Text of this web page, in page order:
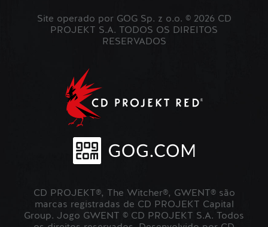
Site operado por GOG Sp. z o.o. © 2026 CD
PROJEKT S.A. TODOS OS DIREITOS
RESERVADOS
CD PROJEKT®, The Witcher®, GWENT® são
marcas registradas de CD PROJEKT Capital
Group. Jogo GWENT © CD PROJEKT S.A. Todos